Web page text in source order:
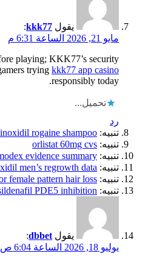
يقول kkk77
:
مايو 21, 2026 الساعة 6:31 م
playing; KKK77’s security
trying kkk77 app casino
responsibly today.
تحميل...
رد
تنبيه: rogaine shampoo
تنبيه: orlistat 60mg cvs
تنبيه: evidence summary
تنبيه: men’s regrowth data
تنبيه: female pattern hair loss
تنبيه: PDE5 inhibition
يقول dbbet
:
يوليو 18, 2026 الساعة 6:04 ص